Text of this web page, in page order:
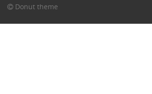
Donut theme